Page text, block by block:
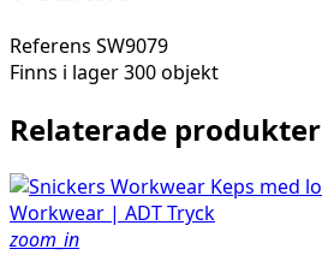
Referens SW9079
Finns i lager300 objekt
Relaterade produkter
zoom_in